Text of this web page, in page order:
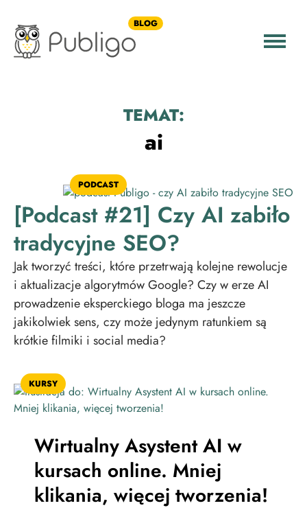
BLOG
TEMAT:
ai
PODCAST
[Podcast #21] Czy AI zabiło
tradycyjne SEO?
Jak tworzyć treści, które przetrwają kolejne rewolucje
i aktualizacje algorytmów Google? Czy w erze AI
prowadzenie eksperckiego bloga ma jeszcze
jakikolwiek sens, czy może jedynym ratunkiem są
krótkie filmiki i social media?
KURSY
Wirtualny Asystent AI w
kursach online. Mniej
klikania, więcej tworzenia!